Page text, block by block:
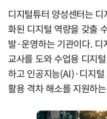
디지털튜터 양성센터는
화된 디지털 역량을 갖출
발·운영하는 기관이다.
교사를 도와 수업용 디지
하고 인공지능(AI)·디지
활용 격차 해소를 지원하